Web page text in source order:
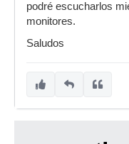
podré escucharlos
monitores.
Saludos